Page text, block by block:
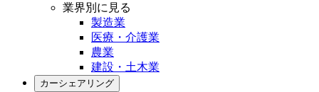
業界別に見る
製造業
医療・介護業
農業
建設・土木業
カーシェアリング